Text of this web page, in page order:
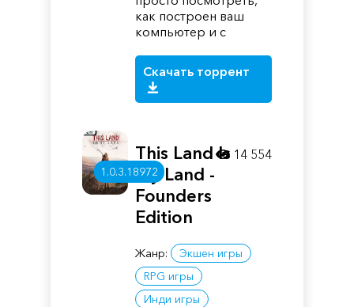
как построен ваш
компьютер и с
Скачать торрент
1.0.3.18972
This Land Is
My Land -
Founders
Edition
Жанр:
Экшен игры
RPG игры
Инди игры
14 554